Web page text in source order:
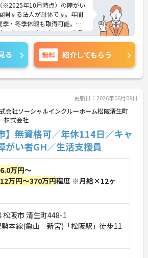
※2025年10月時点）の障がい
開する法人が母体です。年間
・冬季休暇も取得可能。産
もあり、子育て中の方も多数
フバランスを大切にしながら
す。研修制度や外部勉強会
キルアップもしっかりサポー
やエリアマネージャーへのキ
ます。20代から60代まで幅広
を活かしたい方、福祉の資格
た法人でキャリアを築きたい
ートし、サービス管理責任者
へと続く明確なステップアッ
います。急成長中の企業であ
あり、専門性を高めながらマ
も視野に入れていただけま
す。オンとオフの切り替えを
充実した状態で長くご活躍い
る 無料 紹介してもらう
更新日：2026年06月09日
会社ソーシャルインクルーホーム松阪清生町
株式会社
】無資格可／年休114日／キャ
い者GH／生活支援員
万円～
万円～370万円程度 ※月給×12ヶ
松阪市 清生町448-1
勢本線(亀山－新宮)「松阪駅」徒歩11